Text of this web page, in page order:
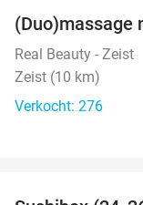
(Duo)massage
Real Beauty - Zeist
Zeist (10 km)
Verkocht: 276